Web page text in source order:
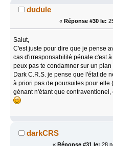
fois)dudule
« Réponse #30 le:
Salut,
C'est juste pour dire que je pense
cas d'irresponsabilité pénale c'est
peux pas te condamner sur un
Dark C.R.S. je pense que l'état de
à priori pas de poursuites pour elle
génant n'étant que contraventionel,
darkCRS
« Réponse #31 le: 28